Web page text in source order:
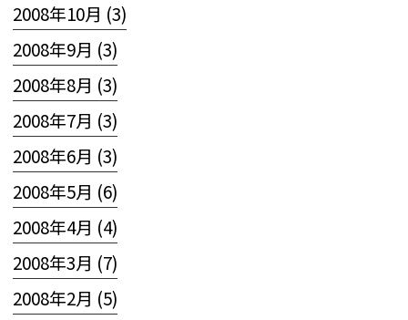
2008年10月 (3)
2008年9月 (3)
2008年8月 (3)
2008年7月 (3)
2008年6月 (3)
2008年5月 (6)
2008年4月 (4)
2008年3月 (7)
2008年2月 (5)